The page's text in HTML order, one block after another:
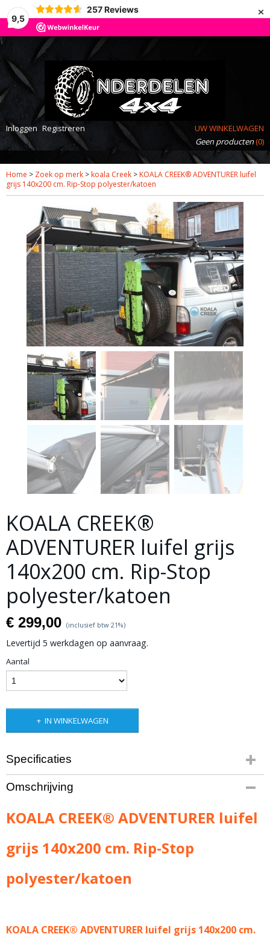
9,5
257 Reviews ×
Inloggen Registreren
UW WINKELWAGEN
Geen producten(0)
Home > Zoek op merk > koala Creek > KOALA CREEK® ADVENTURER luifel
grijs 140x200 cm. Rip-Stop polyester/katoen
KOALA CREEK®
ADVENTURER luifel grijs
140x200 cm. Rip-Stop
polyester/katoen
€ 299,00 (inclusief btw 21%)
Levertijd 5 werkdagen op aanvraag.
Aantal
IN WINKELWAGEN
Specificaties
Productcode leverancier
R50:KCLU140x200
6,00 Kg
Omschrijving
KOALA CREEK® ADVENTURER luifel
grijs 140x200 cm. Rip-Stop
polyester/katoen
KOALA CREEK® ADVENTURER luifel grijs 140x200 cm.